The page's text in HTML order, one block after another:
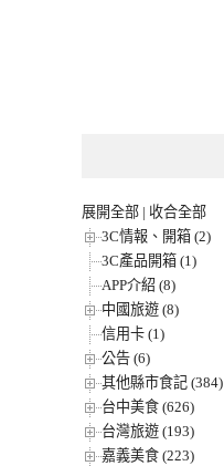
展開全部 | 收合全部
3C情報、開箱 (2)
3C產品開箱 (1)
APP介紹 (8)
中國旅遊 (8)
信用卡 (1)
公告 (6)
其他縣市食記 (384)
台中美食 (626)
台灣旅遊 (193)
嘉義美食 (223)